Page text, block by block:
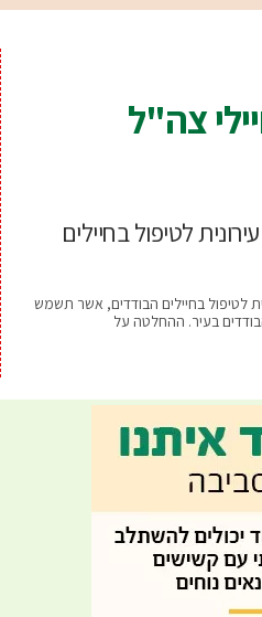
צה"ל
לטיפול בחיילים
לטיפול בחיילים הבודדים, אשר תשמש
בעיר. ההחלטה על